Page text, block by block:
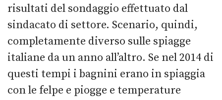
risultati del sondaggio effettuato dal
sindacato di settore. Scenario, quindi,
completamente diverso sulle spiagge
italiane da un anno all’altro. Se nel 2014 di
questi tempi i bagnini erano in spiaggia
con le felpe e piogge e temperature